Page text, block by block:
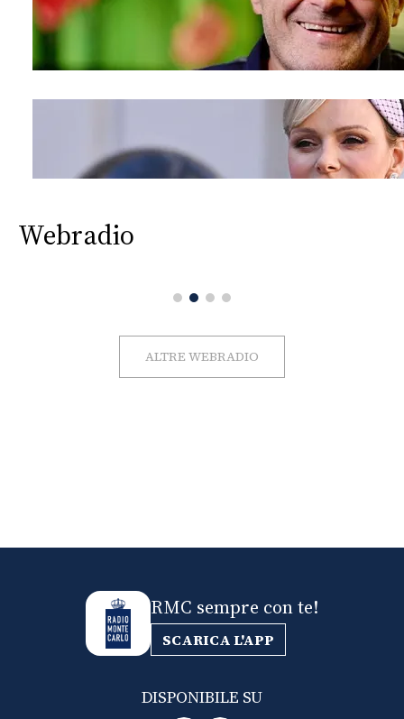
Webradio
ALTRE WEBRADIO
RMC sempre con te!
SCARICA L'APP
DISPONIBILE SU